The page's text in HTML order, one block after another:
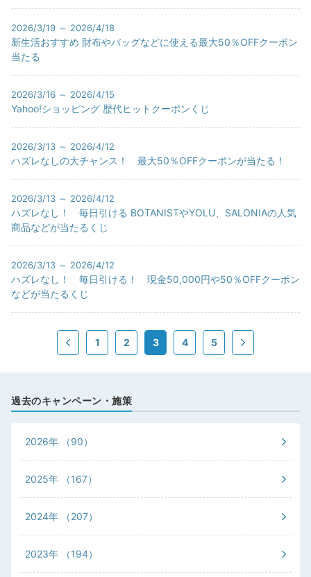
2026/3/19 ～ 2026/4/18
新生活おすすめ 財布やバッグなどに使える最大50％OFFクーポン
当たる
2026/3/16 ～ 2026/4/15
Yahoo!ショッピング 歴代ヒットクーポンくじ
2026/3/13 ～ 2026/4/12
ハズレなしの大チャンス！ 最大50％OFFクーポンが当たる！
2026/3/13 ～ 2026/4/12
ハズレなし！ 毎日引ける BOTANISTやYOLU、SALONIAの人気
商品などが当たるくじ
2026/3/13 ～ 2026/4/12
ハズレなし！ 毎日引ける！ 現金50,000円や50％OFFクーポン
などが当たるくじ
1 2 3 4 5
過去のキャンペーン・施策
2026年 （90）
2025年 （167）
2024年 （207）
2023年 （194）